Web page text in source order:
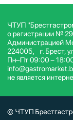
ЧТУП
о регистрации №
Администрацией
224005, г. Брест,
Пн–Пт 09:00 –
не является
© ЧТУП